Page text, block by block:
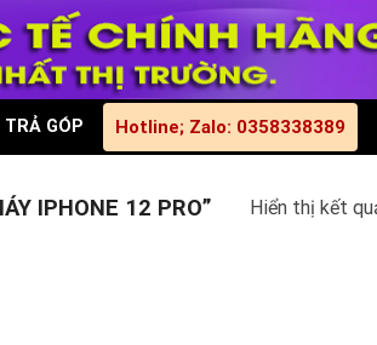
TRẢ GÓP Hotline; Zalo: 0358338389
IPHONE 12 PRO” Hiển thị kết